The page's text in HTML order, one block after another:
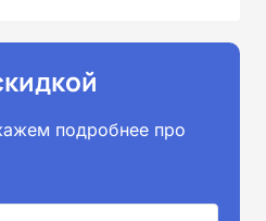
подробнее про